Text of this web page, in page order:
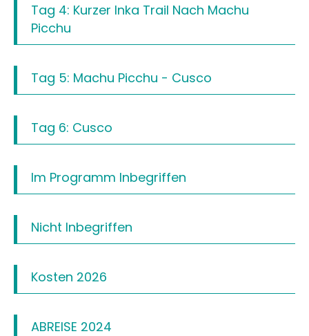
Tag 4: Kurzer Inka Trail Nach Machu
Picchu
Tag 5: Machu Picchu - Cusco
Tag 6: Cusco
Im Programm Inbegriffen
Nicht Inbegriffen
Kosten 2026
ABREISE 2024